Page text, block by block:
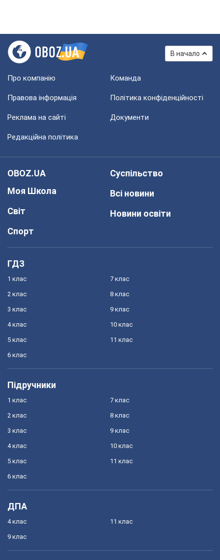
В начало
Про компанію Команда
Правова інформація Політика конфіденційності
Реклама на сайті Документи
Редакційна політика
OBOZ.UA
Моя Школа
Світ
Спорт
Суспільство
Всі новини
Новини освіти
ГДЗ
1 клас
2 клас
3 клас
4 клас
5 клас
6 клас
7 клас
8 клас
9 клас
10 клас
11 клас
Підручники
1 клас
2 клас
3 клас
4 клас
5 клас
6 клас
7 клас
8 клас
9 клас
10 клас
11 клас
ДПА
4 клас
9 клас
11 клас